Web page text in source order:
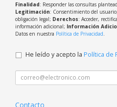
Finalidad: Responder las consultas
Legitimación: Consentimiento del usuario;
obligación legal; Derechos: Acceder,
información adicional; Información
Datos en nuestra Política de Privacidad
He leído y acepto la Política de
Contacto